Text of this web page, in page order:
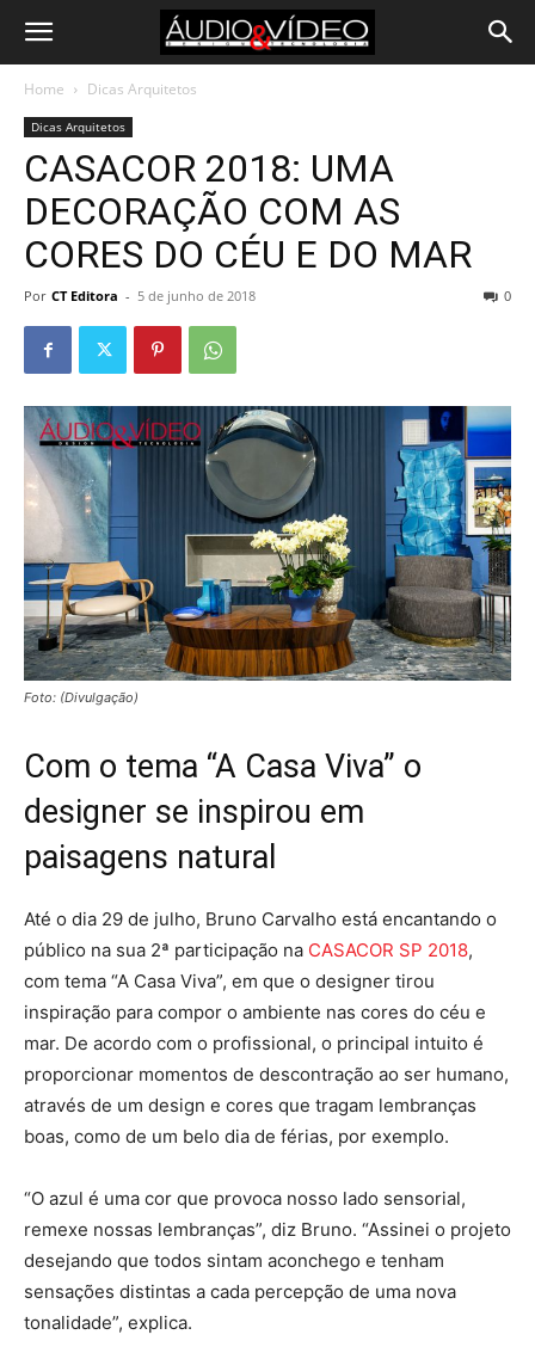
Home Dicas Arquitetos
Dicas Arquitetos
CASACOR 2018: UMA
DECORAÇÃO COM AS
CORES DO CÉU E DO MAR
Por CT Editora - 5 de junho de 2018 0
Foto: (Divulgação)
Com o tema “A Casa Viva” o
designer se inspirou em
paisagens natural
Até o dia 29 de julho, Bruno Carvalho está encantando o
público na sua 2ª participação na CASACOR SP 2018,
com tema “A Casa Viva”, em que o designer tirou
inspiração para compor o ambiente nas cores do céu e
mar. De acordo com o profissional, o principal intuito é
proporcionar momentos de descontração ao ser humano,
através de um design e cores que tragam lembranças
boas, como de um belo dia de férias, por exemplo.
“O azul é uma cor que provoca nosso lado sensorial,
remexe nossas lembranças”, diz Bruno. “Assinei o projeto
desejando que todos sintam aconchego e tenham
sensações distintas a cada percepção de uma nova
tonalidade”, explica.